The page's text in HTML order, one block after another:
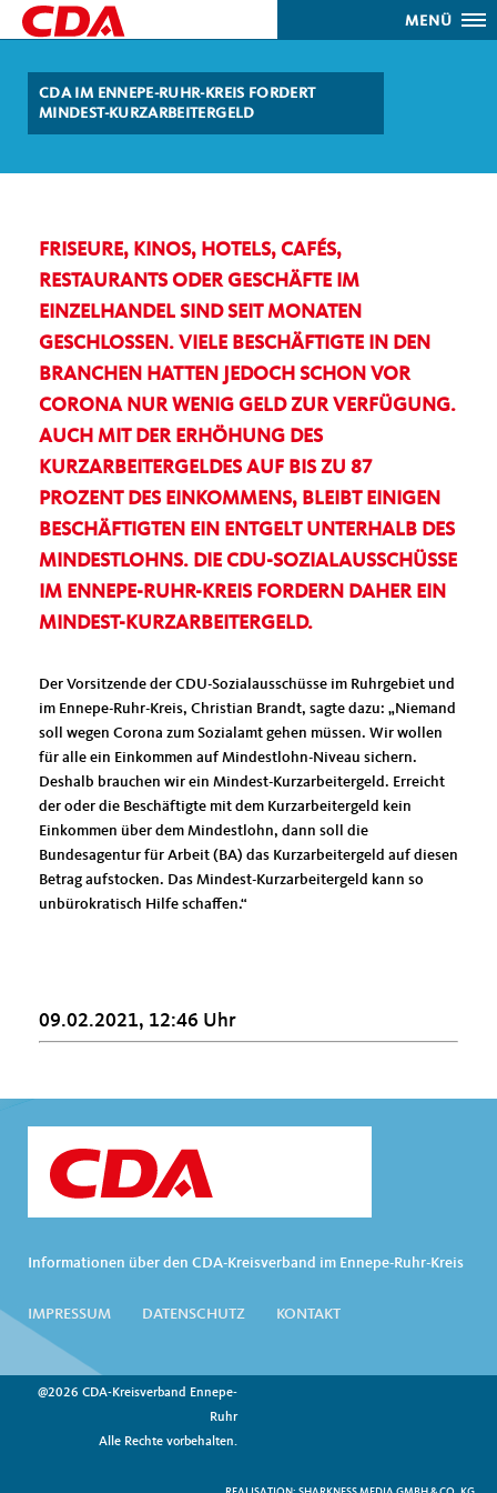
MENÜ
CDA IM ENNEPE-RUHR-KREIS FORDERT
MINDEST-KURZARBEITERGELD
FRISEURE, KINOS, HOTELS, CAFÉS,
RESTAURANTS ODER GESCHÄFTE IM
EINZELHANDEL SIND SEIT MONATEN
GESCHLOSSEN. VIELE BESCHÄFTIGTE IN DEN
BRANCHEN HATTEN JEDOCH SCHON VOR
CORONA NUR WENIG GELD ZUR VERFÜGUNG.
AUCH MIT DER ERHÖHUNG DES
KURZARBEITERGELDES AUF BIS ZU 87
PROZENT DES EINKOMMENS, BLEIBT EINIGEN
BESCHÄFTIGTEN EIN ENTGELT UNTERHALB DES
MINDESTLOHNS. DIE CDU-SOZIALAUSSCHÜSSE
IM ENNEPE-RUHR-KREIS FORDERN DAHER EIN
MINDEST-KURZARBEITERGELD.
Der Vorsitzende der CDU-Sozialausschüsse im Ruhrgebiet und
im Ennepe-Ruhr-Kreis, Christian Brandt, sagte dazu: „Niemand
soll wegen Corona zum Sozialamt gehen müssen. Wir wollen
für alle ein Einkommen auf Mindestlohn-Niveau sichern.
Deshalb brauchen wir ein Mindest-Kurzarbeitergeld. Erreicht
der oder die Beschäftigte mit dem Kurzarbeitergeld kein
Einkommen über dem Mindestlohn, dann soll die
Bundesagentur für Arbeit (BA) das Kurzarbeitergeld auf diesen
Betrag aufstocken. Das Mindest-Kurzarbeitergeld kann so
unbürokratisch Hilfe schaffen.“
09.02.2021, 12:46 Uhr
Informationen über den CDA-Kreisverband im Ennepe-Ruhr-Kreis
IMPRESSUM DATENSCHUTZ KONTAKT
@2026 CDA-Kreisverband Ennepe-
Ruhr
Alle Rechte vorbehalten.